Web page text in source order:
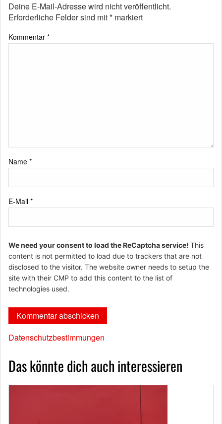
Deine E-Mail-Adresse wird nicht veröffentlicht.
Erforderliche Felder sind mit* markiert
Kommentar *
Name *
E-Mail *
We need your consent to load the ReCaptcha service! This
content is not permitted to load due to trackers that are not
disclosed to the visitor. The website owner needs to setup the
site with their CMP to add this content to the list of
technologies used.
Datenschutzbestimmungen
Das könnte dich auch interessieren